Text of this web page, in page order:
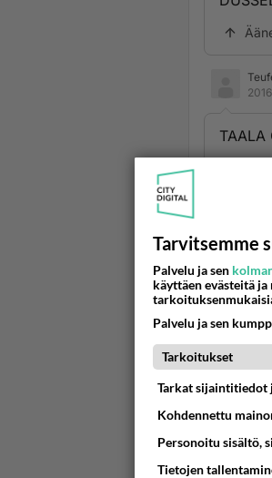
TAALA
Siinä
Tarvitsemme
Palvelu ja sen
käyttäen evästeitä
Palvelu ja sen
Tarkoitukset
Tarkat sijaintitiedot
Kohdennettu
Personoitu sisältö,
Tietojen